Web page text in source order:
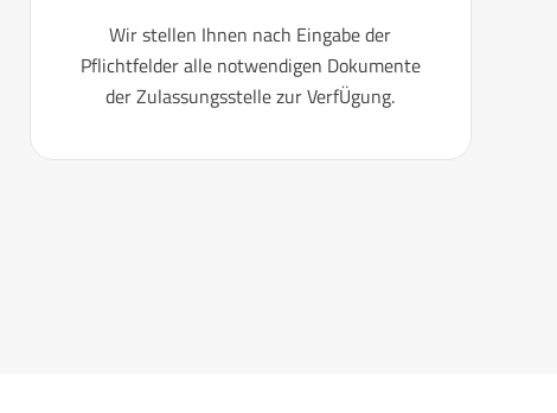
Wir stellen Ihnen nach Eingabe der
Pflichtfelder alle notwendigen Dokumente
der Zulassungsstelle zur VerfÜgung.